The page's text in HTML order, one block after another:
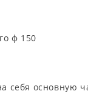
ф 150
себя основную